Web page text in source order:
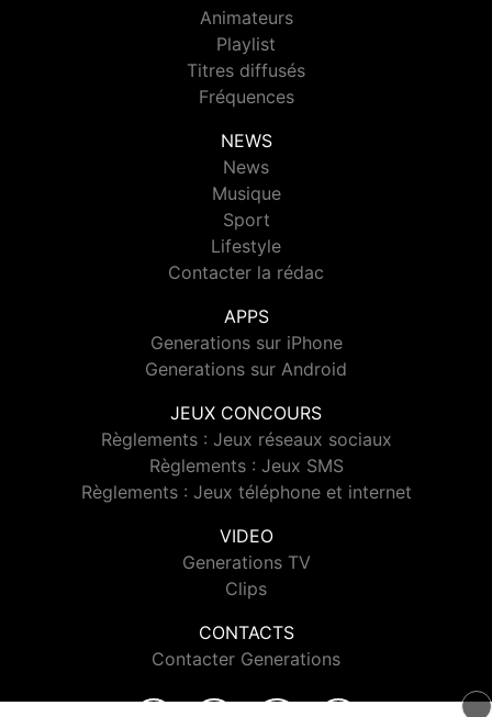
Animateurs
Playlist
Titres diffusés
Fréquences
NEWS
News
Musique
Sport
Lifestyle
Contacter la rédac
APPS
Generations sur iPhone
Generations sur Android
JEUX CONCOURS
Règlements : Jeux réseaux sociaux
Règlements : Jeux SMS
Règlements : Jeux téléphone et internet
VIDEO
Generations TV
Clips
CONTACTS
Contacter Generations